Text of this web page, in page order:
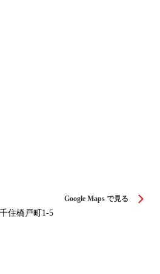
Google Maps で見る
住橋戸町1-5